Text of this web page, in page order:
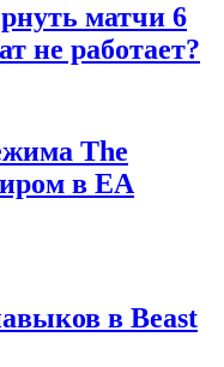
матчи 6
не работает?
The
в EA
в Beast